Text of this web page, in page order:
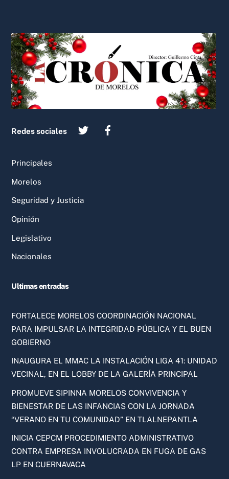
To
Top
Redes sociales
Principales
Morelos
Seguridad y Justicia
Opinión
Legislativo
Nacionales
Ultimas entradas
FORTALECE MORELOS COORDINACIÓN NACIONAL
PARA IMPULSAR LA INTEGRIDAD PÚBLICA Y EL BUEN
GOBIERNO
INAUGURA EL MMAC LA INSTALACIÓN LIGA 41: UNIDAD
VECINAL, EN EL LOBBY DE LA GALERÍA PRINCIPAL
PROMUEVE SIPINNA MORELOS CONVIVENCIA Y
BIENESTAR DE LAS INFANCIAS CON LA JORNADA
“VERANO EN TU COMUNIDAD” EN TLALNEPANTLA
INICIA CEPCM PROCEDIMIENTO ADMINISTRATIVO
CONTRA EMPRESA INVOLUCRADA EN FUGA DE GAS
LP EN CUERNAVACA